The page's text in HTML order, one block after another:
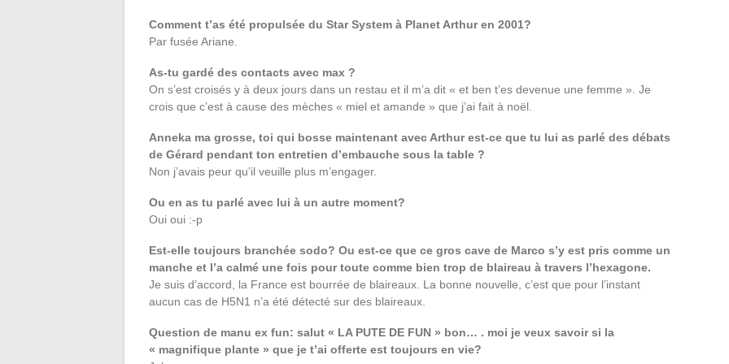
Comment t’as été propulsée du Star System à Planet Arthur en 2001?
Par fusée Ariane.
As-tu gardé des contacts avec max ?
On s’est croisés y à deux jours dans un restau et il m’a dit « et ben t’es devenue une femme ». Je
crois que c’est à cause des mèches « miel et amande » que j’ai fait à noël.
Anneka ma grosse, toi qui bosse maintenant avec Arthur est-ce que tu lui as parlé des débats
de Gérard pendant ton entretien d’embauche sous la table ?
Non j’avais peur qu’il veuille plus m’engager.
Ou en as tu parlé avec lui à un autre moment?
Oui oui :-p
Est-elle toujours branchée sodo? Ou est-ce que ce gros cave de Marco s’y est pris comme un
manche et l’a calmé une fois pour toute comme bien trop de blaireau à travers l’hexagone.
Je suis d’accord, la France est bourrée de blaireaux. La bonne nouvelle, c’est que pour l’instant
aucun cas de H5N1 n’a été détecté sur des blaireaux.
Question de manu ex fun: salut « LA PUTE DE FUN » bon… . moi je veux savoir si la
« magnifique plante » que je t’ai offerte est toujours en vie?